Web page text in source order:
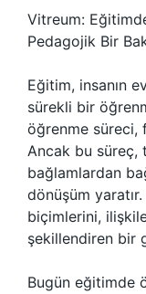
Vitreum:
Pedagojik Bir
Eğitim, insanın
sürekli bir
öğrenme süreci,
Ancak bu süreç,
bağlamlardan
dönüşüm
biçimlerini,
şekillendiren bir
Bugün eğitimde